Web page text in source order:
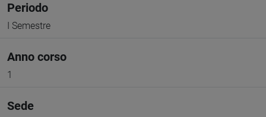
Periodo
I Semestre
Anno corso
1
Sede